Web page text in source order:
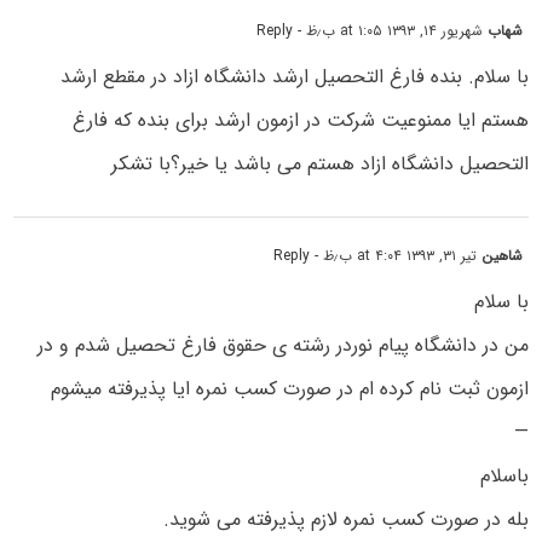
شهاب شهریور ۱۴, ۱۳۹۳ at ۱:۰۵ ب٫ظ - Reply
با سلام. بنده فارغ التحصیل ارشد دانشگاه ازاد در مقطع ارشد
هستم ایا ممنوعیت شرکت در ازمون ارشد برای بنده که فارغ
التحصیل دانشگاه ازاد هستم می باشد یا خیر؟با تشکر
شاهین تیر ۳۱, ۱۳۹۳ at ۴:۰۴ ب٫ظ - Reply
با سلام
من در دانشگاه پیام نوردر رشته ی حقوق فارغ تحصیل شدم و در
ازمون ثبت نام کرده ام در صورت کسب نمره ایا پذیرفته میشوم
—
باسلام
بله در صورت کسب نمره لازم پذیرفته می شوید.